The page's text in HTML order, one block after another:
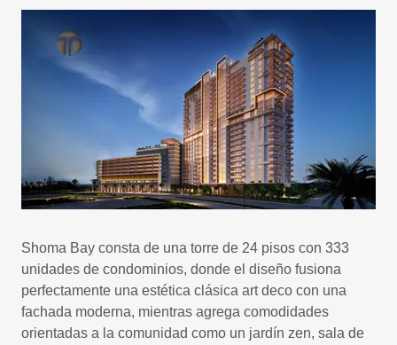
Shoma Bay consta de una torre de 24 pisos con 333
unidades de condominios, donde el diseño fusiona
perfectamente una estética clásica art deco con una
fachada moderna, mientras agrega comodidades
orientadas a la comunidad como un jardín zen, sala de